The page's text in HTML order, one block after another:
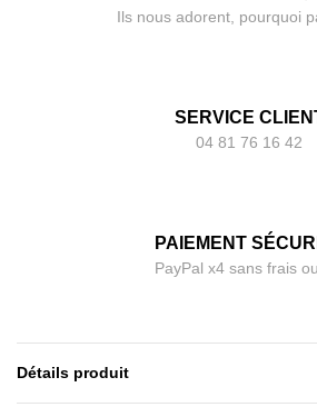
Ils nous adorent, pourquoi
SERVICE
04 81 76 16 42
PAIEMENT
PayPal x4 sans frais
Détails produit